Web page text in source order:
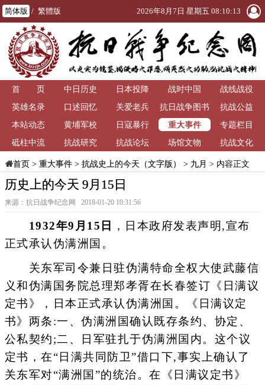
简体版 / 繁體版 2026年8月7日 星期五 08:10:13
首 页 中日历史 日本投降 战时中国
战线战役
英雄名录
口述回忆 关爱老兵
抗日战争图书
馆
抗战公益
本站动态
黄埔军校 日寇暴行 重大事件
专题栏目
砥柱中流
抗战研究 抗战论坛 场馆文物 抗战文化
首页> 重大事件> 抗战史上的今天（文字版） > 九月 > 内容正文
历史上的今天 9月15日
来源：抗日战争纪念网 2018-01-20 10:31:56
1932年9月15日
，日本政府发表声明,宣布
正式承认伪满洲国。
关东军司令兼日驻伪满特命全权大使武藤信
义和伪满国务院总理郑孝胥在长春签订《日满议
定书》，日本正式承认伪满洲国。《日满议定
书》两条:一、伪满洲国确认既存条约、协定、
公私契约;二、日军驻扎于伪满洲国内。这个议
定书，在“日满共同防卫”借口下,事实上确认了
关东军对“满洲国”的统治。在《日满议定书》